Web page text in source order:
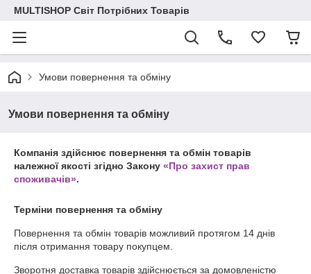
MULTISHOP Світ Потрібних Товарів
Умови повернення та обміну
Умови повернення та обміну
Компанія здійснює повернення та обмін товарів
належної якості згідно Закону «Про захист прав
споживачів».
Терміни повернення та обміну
Повернення та обмін товарів можливий протягом 14 днів
після отримання товару покупцем.
Зворотня доставка товарів здійснюється за домовленістю